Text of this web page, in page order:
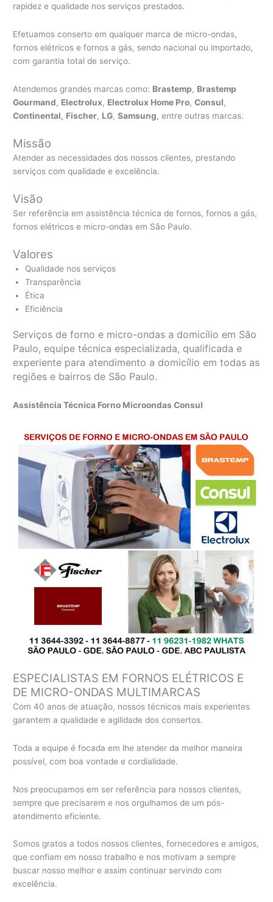
rapidez e qualidade nos serviços prestados.
Efetuamos conserto em qualquer marca de micro-ondas,
fornos elétricos e fornos a gás, sendo nacional ou importado,
com garantia total de serviço.
Atendemos grandes marcas como: Brastemp, Brastemp
Gourmand, Electrolux, Electrolux Home Pro,Consul,
Continental, Fischer, LG,Samsung, entre outras marcas.
Missão
Atender as necessidades dos nossos clientes, prestando
serviços com qualidade e excelência.
Visão
Ser referência em assistência técnica de fornos, fornos a gás,
fornos elétricos e micro-ondas em São Paulo.
Valores
Qualidade nos serviços
Transparência
Ética
Eficiência
Serviços de forno e micro-ondas a domicílio em São
Paulo, equipe técnica especializada, qualificada e
experiente para atendimento a domicílio em todas as
regiões e bairros de São Paulo.
Assistência Técnica Forno Microondas Consul
ESPECIALISTAS EM FORNOS ELÉTRICOS E
DE MICRO-ONDAS MULTIMARCAS
Com 40 anos de atuação, nossos técnicos mais experientes
garantem a qualidade e agilidade dos consertos.
Toda a equipe é focada em lhe atender da melhor maneira
possível, com boa vontade e cordialidade.
Nos preocupamos em ser referência para nossos clientes,
sempre que precisarem e nos orgulhamos de um pós-
atendimento eficiente.
Somos gratos a todos nossos clientes, fornecedores e amigos,
que confiam em nosso trabalho e nos motivam a sempre
buscar nosso melhor e assim continuar servindo com
excelência.